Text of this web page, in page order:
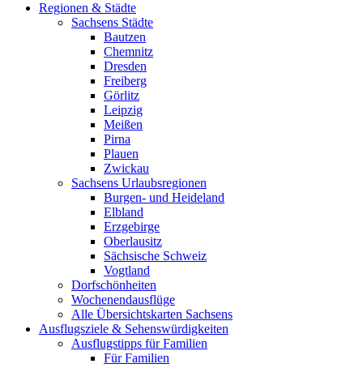
Regionen & Städte
Sachsens Städte
Bautzen
Chemnitz
Dresden
Freiberg
Görlitz
Leipzig
Meißen
Pirna
Plauen
Zwickau
Sachsens Urlaubsregionen
Burgen- und Heideland
Elbland
Erzgebirge
Oberlausitz
Sächsische Schweiz
Vogtland
Dorfschönheiten
Wochenendausflüge
Alle Übersichtskarten Sachsens
Ausflugsziele & Sehenswürdigkeiten
Ausflugstipps für Familien
Für Familien